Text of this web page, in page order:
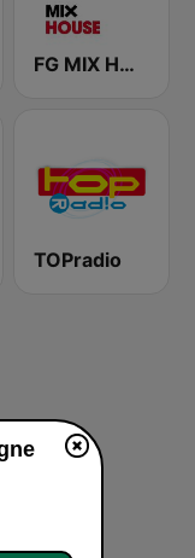
FG MIX HOUSE
TOPradio